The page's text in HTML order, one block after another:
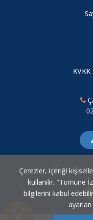
TÖDEB Fintek Çırağı
2.MarmaRUN koşusu
Çerezler, içeriği
kullanılır. "Tümüne
bilgilerini kabul